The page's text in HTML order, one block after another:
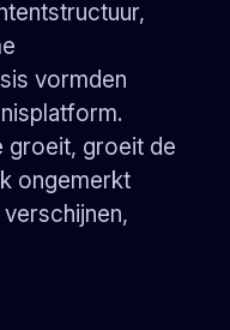
vormden
groeit, groeit de
ongemerkt